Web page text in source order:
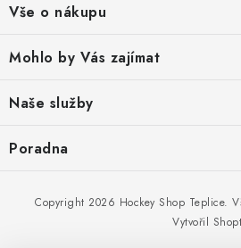
p
a
Vše o nákupu
Obchodní podmínky
Odstoupení od smlouvy
Podmínky ochrany osobních údajů
Mohlo by Vás zajímat
Kontakty
Naše služby
Diagnostika chodidel
Poradna
Vytvořil
Copyright 2026 Hockey Shop Teplice.